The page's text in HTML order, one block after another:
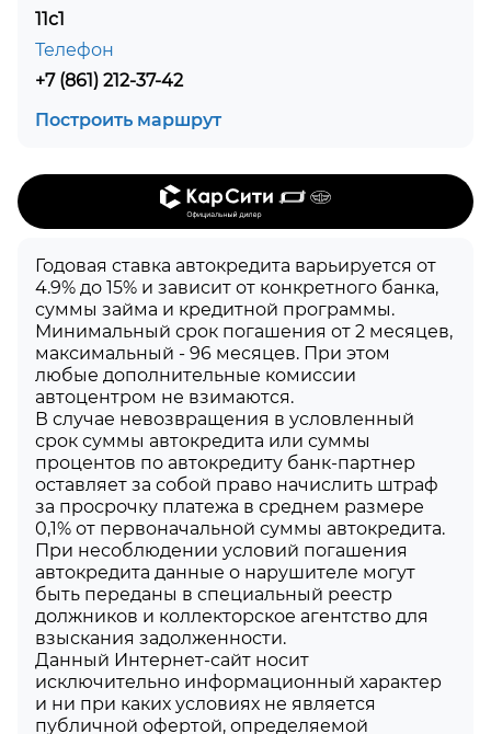
11с1
Телефон
+7 (861) 212-37-42
Построить маршрут
Годовая ставка автокредита варьируется от
4.9% до 15% и зависит от конкретного банка,
суммы займа и кредитной программы.
Минимальный срок погашения от 2 месяцев,
максимальный - 96 месяцев. При этом
любые дополнительные комиссии
автоцентром не взимаются.
В случае невозвращения в условленный
срок суммы автокредита или суммы
процентов по автокредиту банк-партнер
оставляет за собой право начислить штраф
за просрочку платежа в среднем размере
0,1% от первоначальной суммы автокредита.
При несоблюдении условий погашения
автокредита данные о нарушителе могут
быть переданы в специальный реестр
должников и коллекторское агентство для
взыскания задолженности.
Данный Интернет-сайт носит
исключительно информационный характер
и ни при каких условиях не является
публичной офертой, определяемой